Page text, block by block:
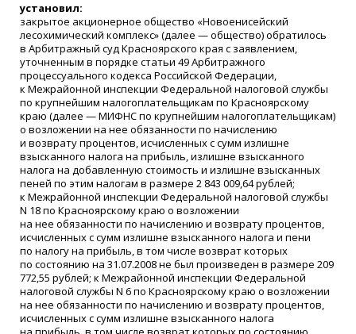
установил:
закрытое акционерное общество «Новоенисейский
лесохимический комплекс»(далее — общество) обратилось
в Арбитражный суд Красноярского края с заявлением,
уточненным в порядке статьи 49 Арбитражного
процессуального кодекса Российской Федерации,
к Межрайонной инспекции Федеральной налоговой службы
по крупнейшим налогоплательщикам по Красноярскому
краю (далее — МИФНС по крупнейшим налогоплательщикам)
о возложении на нее обязанности по начислению
и возврату процентов, исчисленных с сумм излишне
взысканного налога на прибыль, излишне взысканного
налога на добавленную стоимость и излишне взысканных
пеней по этим налогам в размере 2 843 009,64 рублей;
к Межрайонной инспекции Федеральной налоговой службы
N 18 по Красноярскому краю о возложении
на нее обязанности по начислению и возврату процентов,
исчисленных с сумм излишне взысканного налога и пени
по налогу на прибыль, в том числе возврат которых
по состоянию на 31.07.2008 не был произведен в размере 209
772,55 рублей; к Межрайонной инспекции Федеральной
налоговой службы N 6 по Красноярскому краю о возложении
на нее обязанности по начислению и возврату процентов,
исчисленных с сумм излишне взысканного налога